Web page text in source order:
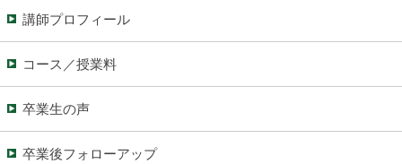
講師プロフィール
コース／授業料
卒業生の声
卒業後フォローアップ